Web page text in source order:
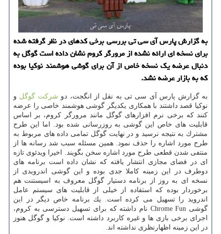
به گزارش پارس آی سی تی بررسی برخی كدهای در نظر گرفته شده
برای نسخه ای ارائه نشده از مرورگر كروم نشان داده است گوگل به
دنبال عرضه یك نسخه خاص از آن برای گوشی هوشمند نوكیا بوده
كه به بازار عرضه نشد.
به گزارش پارس آی سی تی به نقل از انگجت، دو شركت گوگل و
نوكیا قصد داشتند با همكاری یكدیگر گوشی هوشمند خاصی را عرضه
كنند كه برخی نرم افزارهای گوگل مانند مرورگر كروم، بر اساس
قابلیت های خاص این گوشی به روزرسانی شده بود. اما این طرح
مشترك به نتیجه نرسید و در نهایت گوگل تمامی داده های مربوط به
طرح مورد اشاره را حذف نمود. همین مسئله سبب شد رسانه ها از
منتفی شدن قطعی طرح مورد اشاره سخن بگویند. اخیرا ویدئوی تازه
ای در فضای مجازی انتشار یافته كه نشان داده است برنامه های
دوطرف در این زمینه كاملا جدی بوده و این گوشی اندرویدی از
نسخه ای به روز از برنامه دستیار گوگل معروف به اسیستنت هم
برخوردار بوده كه استفاده از خیلی از قابلیت های سیستم عامل
اندروید را تسهیل می كرده است. یك برنامه خاص دیگر در این
گوشی Chrome Fun نام داشته كه برای تسهیل دسترسی به كروم،
اجرای برخی بازی ها و غیره كاربرد داشته است. نوكیا و گوگل هنوز
در این زمینه اظهارنظری نداشته اند.